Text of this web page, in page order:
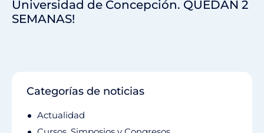
Universidad de Concepción. QUEDAN 2
SEMANAS!
Categorías de noticias
Actualidad